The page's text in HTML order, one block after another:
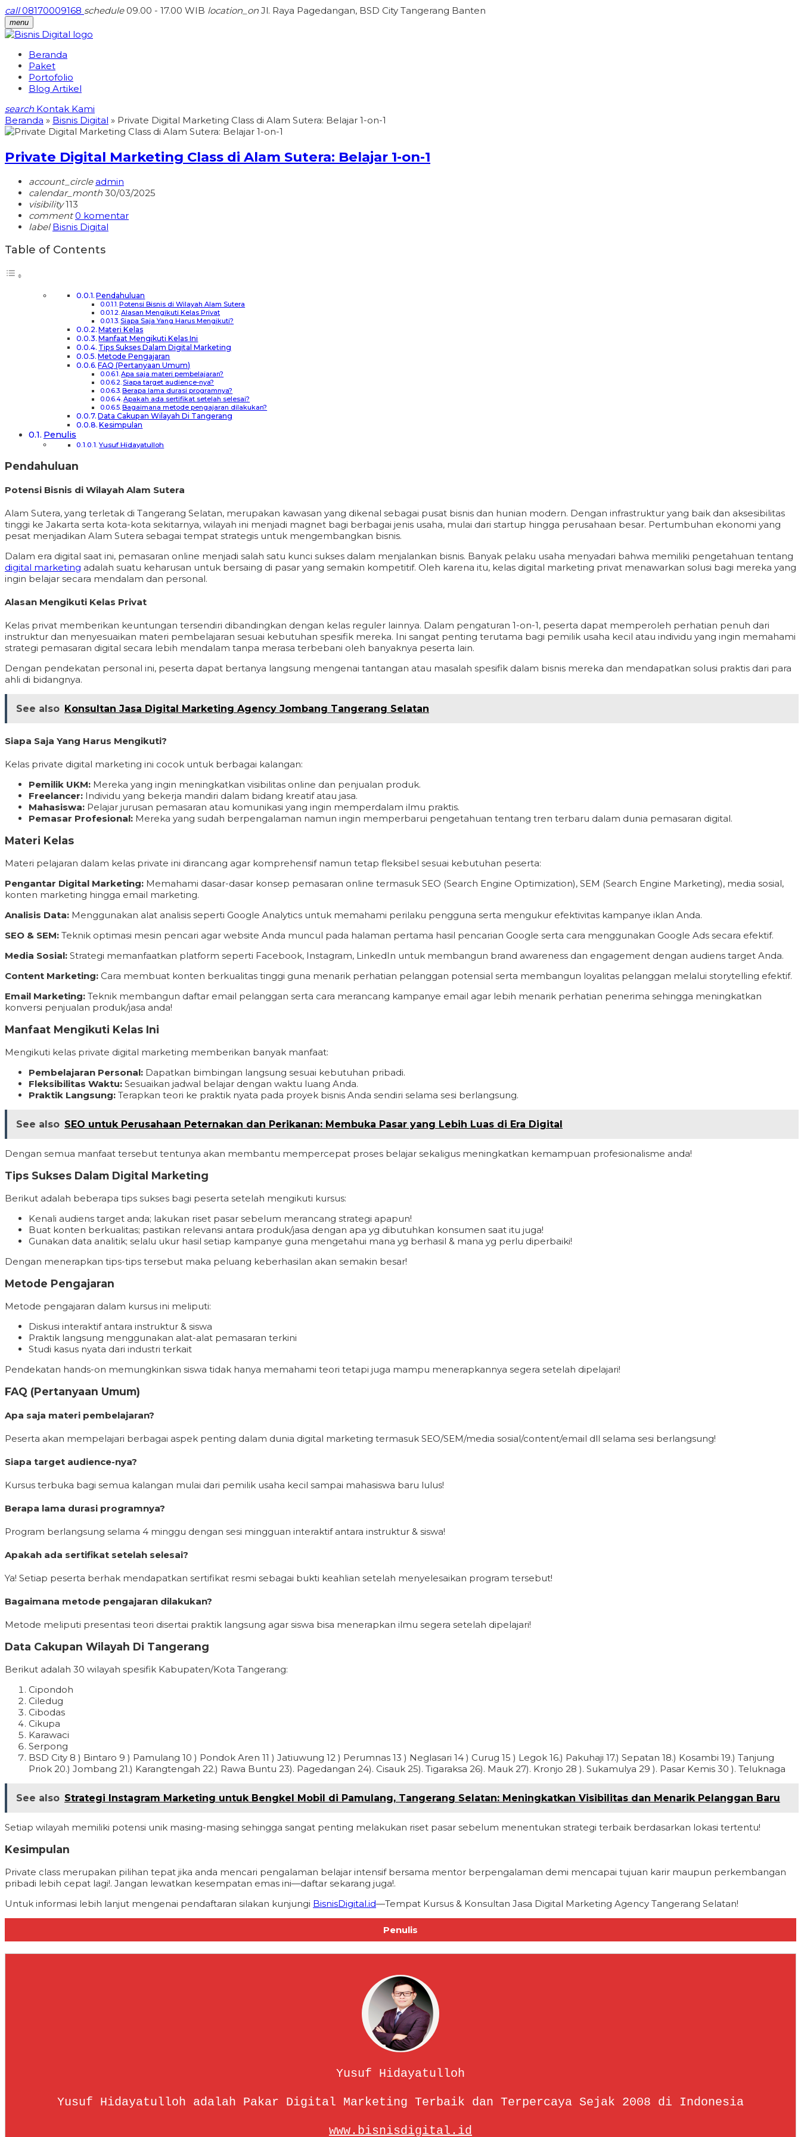
call08170009168 schedule09.00 - 17.00 WIB location_on Jl. Raya Pagedangan, BSD City Tangerang Banten
menu
Beranda
Paket
Portofolio
Blog Artikel
search Kontak Kami
Beranda » Bisnis Digital » Private Digital Marketing Class di Alam Sutera: Belajar 1-on-1
Private Digital Marketing Class di Alam Sutera: Belajar 1-on-1
account_circle admin
calendar_month 30/03/2025
visibility113
comment 0 komentar
label Bisnis Digital
Table of Contents
Pendahuluan
Potensi Bisnis di Wilayah Alam Sutera
Alasan Mengikuti Kelas Privat
Siapa Saja Yang Harus Mengikuti?
Materi Kelas
Manfaat Mengikuti Kelas Ini
Tips Sukses Dalam Digital Marketing
Metode Pengajaran
FAQ (Pertanyaan Umum)
Apa saja materi pembelajaran?
Siapa target audience-nya?
Berapa lama durasi programnya?
Apakah ada sertifikat setelah selesai?
Bagaimana metode pengajaran dilakukan?
Data Cakupan Wilayah Di Tangerang
Kesimpulan
Penulis
Yusuf Hidayatulloh
Pendahuluan
Potensi Bisnis di Wilayah Alam Sutera
Alam Sutera, yang terletak di Tangerang Selatan, merupakan kawasan yang dikenal sebagai pusat bisnis dan hunian modern. Dengan infrastruktur yang baik dan aksesibilitas
tinggi ke Jakarta serta kota-kota sekitarnya, wilayah ini menjadi magnet bagi berbagai jenis usaha, mulai dari startup hingga perusahaan besar. Pertumbuhan ekonomi yang
pesat menjadikan Alam Sutera sebagai tempat strategis untuk mengembangkan bisnis.
Dalam era digital saat ini, pemasaran online menjadi salah satu kunci sukses dalam menjalankan bisnis. Banyak pelaku usaha menyadari bahwa memiliki pengetahuan tentang
digital marketing adalah suatu keharusan untuk bersaing di pasar yang semakin kompetitif. Oleh karena itu, kelas digital marketing privat menawarkan solusi bagi mereka yang
ingin belajar secara mendalam dan personal.
Alasan Mengikuti Kelas Privat
Kelas privat memberikan keuntungan tersendiri dibandingkan dengan kelas reguler lainnya. Dalam pengaturan 1-on-1, peserta dapat memperoleh perhatian penuh dari
instruktur dan menyesuaikan materi pembelajaran sesuai kebutuhan spesifik mereka. Ini sangat penting terutama bagi pemilik usaha kecil atau individu yang ingin memahami
strategi pemasaran digital secara lebih mendalam tanpa merasa terbebani oleh banyaknya peserta lain.
Dengan pendekatan personal ini, peserta dapat bertanya langsung mengenai tantangan atau masalah spesifik dalam bisnis mereka dan mendapatkan solusi praktis dari para
ahli di bidangnya.
See also Konsultan Jasa Digital Marketing Agency Jombang Tangerang Selatan
Siapa Saja Yang Harus Mengikuti?
Kelas private digital marketing ini cocok untuk berbagai kalangan:
Pemilik UKM: Mereka yang ingin meningkatkan visibilitas online dan penjualan produk.
Freelancer: Individu yang bekerja mandiri dalam bidang kreatif atau jasa.
Mahasiswa: Pelajar jurusan pemasaran atau komunikasi yang ingin memperdalam ilmu praktis.
Pemasar Profesional: Mereka yang sudah berpengalaman namun ingin memperbarui pengetahuan tentang tren terbaru dalam dunia pemasaran digital.
Materi Kelas
Materi pelajaran dalam kelas private ini dirancang agar komprehensif namun tetap fleksibel sesuai kebutuhan peserta:
Pengantar Digital Marketing: Memahami dasar-dasar konsep pemasaran online termasuk SEO (Search Engine Optimization), SEM (Search Engine Marketing), media sosial,
konten marketing hingga email marketing.
Analisis Data: Menggunakan alat analisis seperti Google Analytics untuk memahami perilaku pengguna serta mengukur efektivitas kampanye iklan Anda.
SEO & SEM: Teknik optimasi mesin pencari agar website Anda muncul pada halaman pertama hasil pencarian Google serta cara menggunakan Google Ads secara efektif.
Media Sosial: Strategi memanfaatkan platform seperti Facebook, Instagram, LinkedIn untuk membangun brand awareness dan engagement dengan audiens target Anda.
Content Marketing: Cara membuat konten berkualitas tinggi guna menarik perhatian pelanggan potensial serta membangun loyalitas pelanggan melalui storytelling efektif.
Email Marketing: Teknik membangun daftar email pelanggan serta cara merancang kampanye email agar lebih menarik perhatian penerima sehingga meningkatkan
konversi penjualan produk/jasa anda!
Manfaat Mengikuti Kelas Ini
Mengikuti kelas private digital marketing memberikan banyak manfaat:
Pembelajaran Personal: Dapatkan bimbingan langsung sesuai kebutuhan pribadi.
Fleksibilitas Waktu: Sesuaikan jadwal belajar dengan waktu luang Anda.
Praktik Langsung: Terapkan teori ke praktik nyata pada proyek bisnis Anda sendiri selama sesi berlangsung.
See also SEO untuk Perusahaan Peternakan dan Perikanan: Membuka Pasar yang Lebih Luas di Era Digital
Dengan semua manfaat tersebut tentunya akan membantu mempercepat proses belajar sekaligus meningkatkan kemampuan profesionalisme anda!
Tips Sukses Dalam Digital Marketing
Berikut adalah beberapa tips sukses bagi peserta setelah mengikuti kursus:
Kenali audiens target anda; lakukan riset pasar sebelum merancang strategi apapun!
Buat konten berkualitas; pastikan relevansi antara produk/jasa dengan apa yg dibutuhkan konsumen saat itu juga!
Gunakan data analitik; selalu ukur hasil setiap kampanye guna mengetahui mana yg berhasil & mana yg perlu diperbaiki!
Dengan menerapkan tips-tips tersebut maka peluang keberhasilan akan semakin besar!
Metode Pengajaran
Metode pengajaran dalam kursus ini meliputi:
Diskusi interaktif antara instruktur & siswa
Praktik langsung menggunakan alat-alat pemasaran terkini
Studi kasus nyata dari industri terkait
Pendekatan hands-on memungkinkan siswa tidak hanya memahami teori tetapi juga mampu menerapkannya segera setelah dipelajari!
FAQ (Pertanyaan Umum)
Apa saja materi pembelajaran?
Peserta akan mempelajari berbagai aspek penting dalam dunia digital marketing termasuk SEO/SEM/media sosial/content/email dll selama sesi berlangsung!
Siapa target audience-nya?
Kursus terbuka bagi semua kalangan mulai dari pemilik usaha kecil sampai mahasiswa baru lulus!
Berapa lama durasi programnya?
Program berlangsung selama 4 minggu dengan sesi mingguan interaktif antara instruktur & siswa!
Apakah ada sertifikat setelah selesai?
Ya! Setiap peserta berhak mendapatkan sertifikat resmi sebagai bukti keahlian setelah menyelesaikan program tersebut!
Bagaimana metode pengajaran dilakukan?
Metode meliputi presentasi teori disertai praktik langsung agar siswa bisa menerapkan ilmu segera setelah dipelajari!
Data Cakupan Wilayah Di Tangerang
Berikut adalah 30 wilayah spesifik Kabupaten/Kota Tangerang:
Cipondoh
Ciledug
Cibodas
Cikupa
Karawaci
Serpong
BSD City 8 ) Bintaro 9 ) Pamulang 10 ) Pondok Aren 11 ) Jatiuwung 12 ) Perumnas 13 ) Neglasari 14 ) Curug 15 ) Legok 16.) Pakuhaji 17.) Sepatan 18.) Kosambi 19.) Tanjung
Priok 20.) Jombang 21.) Karangtengah 22.) Rawa Buntu 23). Pagedangan 24). Cisauk 25). Tigaraksa 26). Mauk 27). Kronjo 28 ). Sukamulya 29 ). Pasar Kemis 30 ). Teluknaga
See also Strategi Instagram Marketing untuk Bengkel Mobil di Pamulang, Tangerang Selatan: Meningkatkan Visibilitas dan Menarik Pelanggan Baru
Setiap wilayah memiliki potensi unik masing-masing sehingga sangat penting melakukan riset pasar sebelum menentukan strategi terbaik berdasarkan lokasi tertentu!
Kesimpulan
Private class merupakan pilihan tepat jika anda mencari pengalaman belajar intensif bersama mentor berpengalaman demi mencapai tujuan karir maupun perkembangan
pribadi lebih cepat lagi!. Jangan lewatkan kesempatan emas ini—daftar sekarang juga!.
Untuk informasi lebih lanjut mengenai pendaftaran silakan kunjungi BisnisDigital.id—Tempat Kursus & Konsultan Jasa Digital Marketing Agency Tangerang Selatan!
Penulis
Yusuf Hidayatulloh
Yusuf Hidayatulloh adalah Pakar Digital Marketing Terbaik dan Terpercaya Sejak 2008 di Indonesia
www.bisnisdigital.id